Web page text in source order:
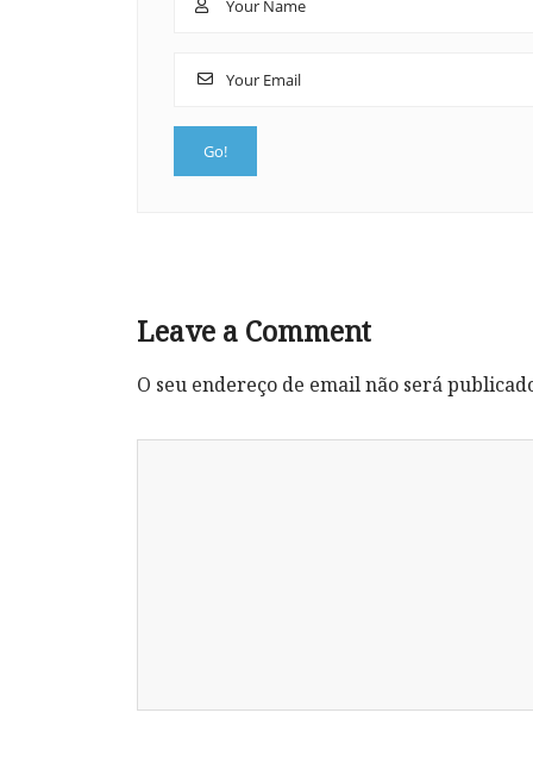
Leave a Comment
O seu endereço de email não será